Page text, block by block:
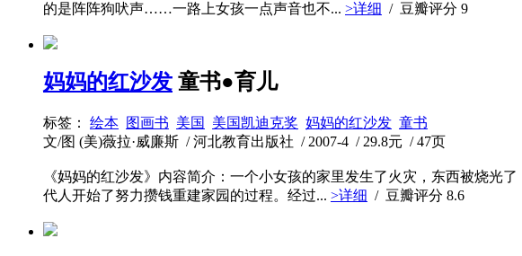
的是阵阵狗吠声……一路上女孩一点声音也不... >详细 / 豆瓣评分 9
妈妈的红沙发 童书●育儿
标签： 绘本 图画书 美国 美国凯迪克奖 妈妈的红沙发 童书
文/图 (美)薇拉·威廉斯 / 河北教育出版社 / 2007-4 / 29.8元 / 47页
《妈妈的红沙发》内容简介：一个小女孩的家里发生了火灾，东西被烧光
代人开始了努力攒钱重建家园的过程。经过... >详细 / 豆瓣评分 8.6